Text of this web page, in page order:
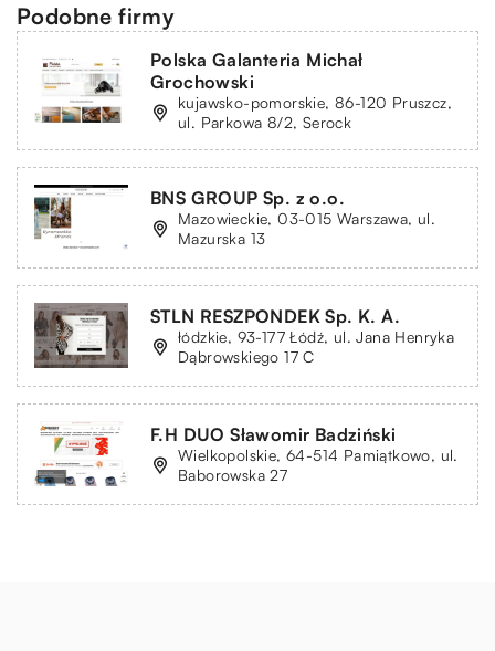
Podobne firmy
Polska Galanteria Michał
Grochowski
kujawsko-pomorskie, 86-120 Pruszcz,
ul. Parkowa 8/2, Serock
BNS GROUP Sp. z o.o.
Mazowieckie, 03-015 Warszawa, ul.
Mazurska 13
STLN RESZPONDEK Sp. K. A.
łódzkie, 93-177 Łódź, ul. Jana Henryka
Dąbrowskiego 17 C
F.H DUO Sławomir Badziński
Wielkopolskie, 64-514 Pamiątkowo, ul.
Baborowska 27